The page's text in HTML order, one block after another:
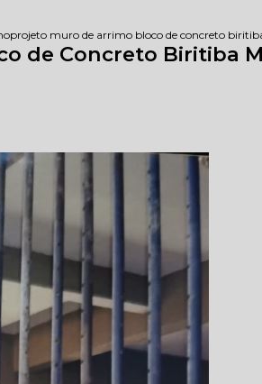
projeto muro de arrimo bloco de concreto
de Concreto Biritiba